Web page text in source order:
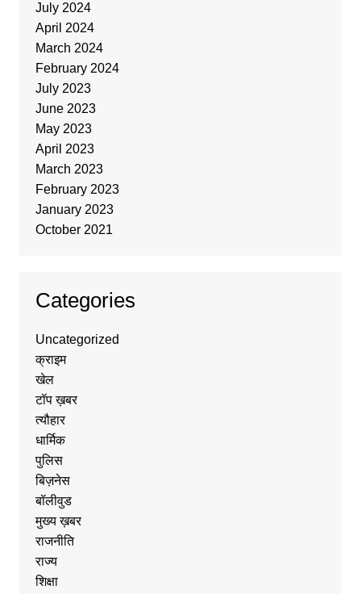
July 2024
April 2024
March 2024
February 2024
July 2023
June 2023
May 2023
April 2023
March 2023
February 2023
January 2023
October 2021
Categories
Uncategorized
क्राइम
खेल
टॉप ख़बर
त्यौहार
धार्मिक
पुलिस
बिज़नेस
बॉलीवुड
मुख्य ख़बर
राजनीति
राज्य
शिक्षा